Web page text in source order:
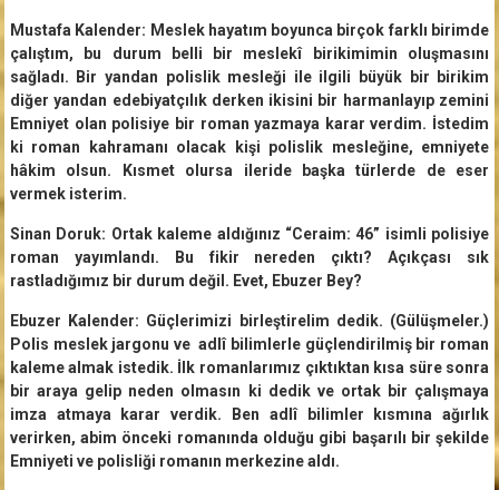
Mustafa Kalender: Meslek hayatım boyunca birçok farklı birimde
çalıştım, bu durum belli bir meslekî birikimimin oluşmasını
sağladı. Bir yandan polislik mesleği ile ilgili büyük bir birikim
diğer yandan edebiyatçılık derken ikisini bir harmanlayıp zemini
Emniyet olan polisiye bir roman yazmaya karar verdim. İstedim
ki roman kahramanı olacak kişi polislik mesleğine, emniyete
hâkim olsun. Kısmet olursa ileride başka türlerde de eser
vermek isterim.
Sinan Doruk: Ortak kaleme aldığınız “Ceraim: 46” isimli polisiye
roman yayımlandı. Bu fikir nereden çıktı? Açıkçası sık
rastladığımız bir durum değil. Evet, Ebuzer Bey?
Ebuzer Kalender: Güçlerimizi birleştirelim dedik. (Gülüşmeler.)
Polis meslek jargonu ve adlî bilimlerle güçlendirilmiş bir roman
kaleme almak istedik. İlk romanlarımız çıktıktan kısa süre sonra
bir araya gelip neden olmasın ki dedik ve ortak bir çalışmaya
imza atmaya karar verdik. Ben adlî bilimler kısmına ağırlık
verirken, abim önceki romanında olduğu gibi başarılı bir şekilde
Emniyeti ve polisliği romanın merkezine aldı.